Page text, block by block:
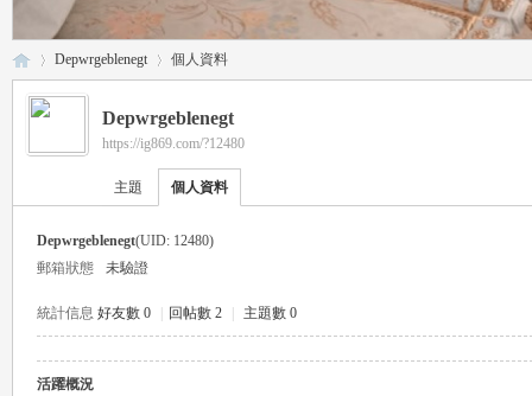
›
Depwrgeblenegt 個人資料
Depwrgeblenegt
https://ig869.com/?12480
主題 個人資料
Depwrgeblenegt(UID: 12480)
郵箱狀態
未驗證
統計信息 好友數 0 回帖數 2 主題數 0
活躍概況